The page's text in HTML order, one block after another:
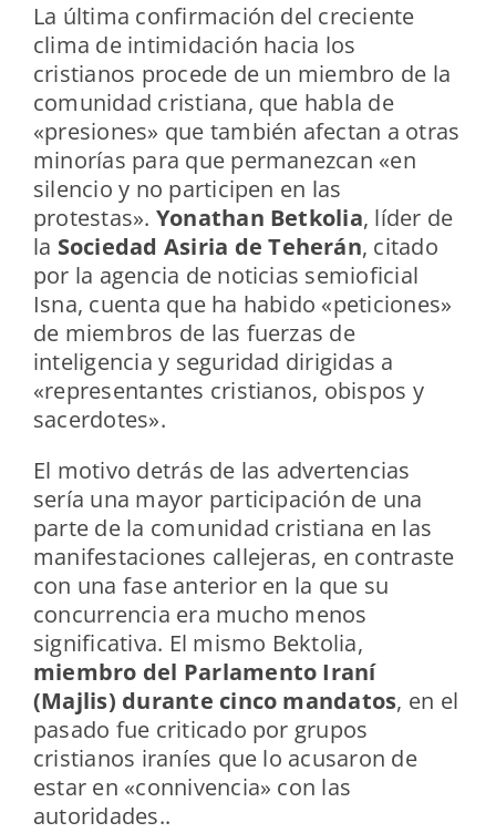
La última confirmación del creciente
clima de intimidación hacia los
cristianos procede de un miembro de la
comunidad cristiana, que habla de
«presiones» que también afectan a otras
minorías para que permanezcan «en
silencio y no participen en las
protestas». Yonathan Betkolia, líder de
la Sociedad Asiria de Teherán, citado
por la agencia de noticias semioficial
Isna, cuenta que ha habido «peticiones»
de miembros de las fuerzas de
inteligencia y seguridad dirigidas a
«representantes cristianos, obispos y
sacerdotes».
El motivo detrás de las advertencias
sería una mayor participación de una
parte de la comunidad cristiana en las
manifestaciones callejeras, en contraste
con una fase anterior en la que su
concurrencia era mucho menos
significativa. El mismo Bektolia,
miembro del Parlamento Iraní
(Majlis) durante cinco mandatos, en el
pasado fue criticado por grupos
cristianos iraníes que lo acusaron de
estar en «connivencia» con las
autoridades..